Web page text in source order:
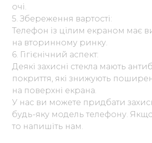
очі.
5. Збереження вартості:
Телефон із цілим екраном має
на вторинному ринку.
6. Гігієнічний аспект:
Деякі захисні стекла мають
покриття, які знижують
на поверхні екрана.
У нас ви можете придбати
будь-яку модель телефону.
то напишіть нам.